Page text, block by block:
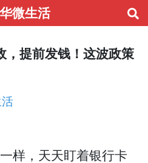
微生活
，提前发钱！这波政策
样，天天盯着银行卡